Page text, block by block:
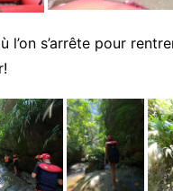
l’on s’arrête pour